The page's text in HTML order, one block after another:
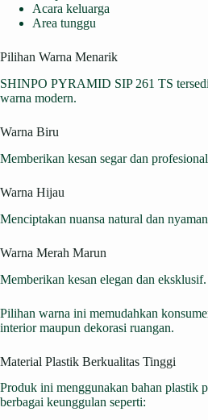
Acara keluarga
Area tunggu
Pilihan Warna Menarik
SHINPO PYRAMID SIP 261 TS
warna modern.
Warna Biru
Memberikan kesan segar dan
Warna Hijau
Menciptakan nuansa natural dan
Warna Merah Marun
Memberikan kesan elegan dan eksklusif.
Pilihan warna ini memudahkan
interior maupun dekorasi ruangan.
Material Plastik Berkualitas Tinggi
Produk ini menggunakan bahan plastik
berbagai keunggulan seperti: